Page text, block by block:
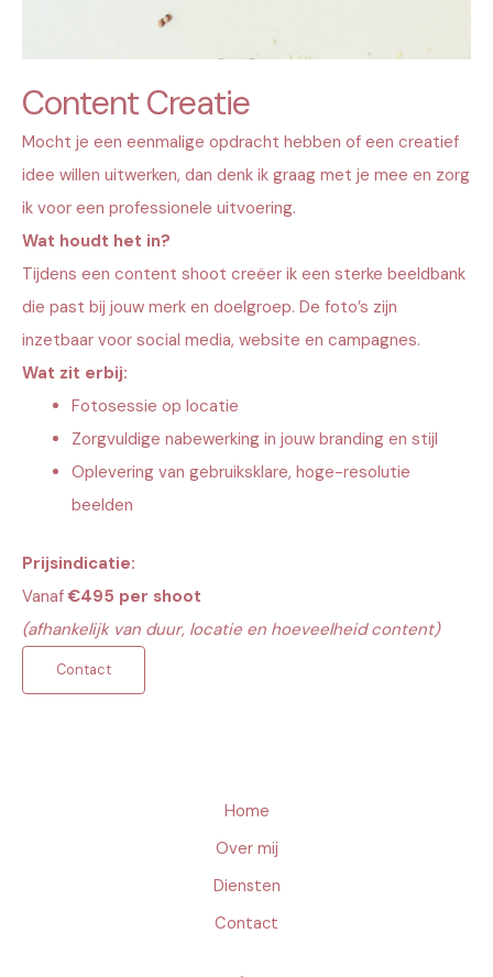
Content Creatie
Mocht je een eenmalige opdracht hebben of een creatief
idee willen uitwerken, dan denk ik graag met je mee en zorg
ik voor een professionele uitvoering.
Wat houdt het in?
Tijdens een content shoot creëer ik een sterke beeldbank
die past bij jouw merk en doelgroep. De foto’s zijn
inzetbaar voor social media, website en campagnes.
Wat zit erbij:
Fotosessie op locatie
Zorgvuldige nabewerking in jouw branding en stijl
Oplevering van gebruiksklare, hoge-resolutie
beelden
Prijsindicatie:
Vanaf€495 per shoot
(afhankelijk van duur, locatie en hoeveelheid content)
Contact
Home
Over mij
Diensten
Contact